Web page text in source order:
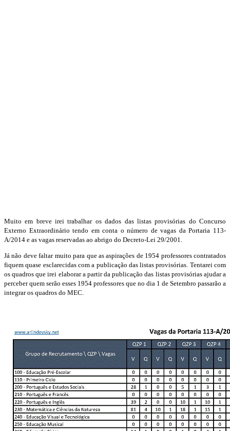
Muito em breve irei trabalhar os dados das listas provisórias do Concurso
Externo Extraordinário tendo em conta o número de vagas da Portaria 113-
A/2014 e as vagas reservadas ao abrigo do Decreto-Lei 29/2001.
Já não deve faltar muito para que as aspirações de 1954 professores contratados
fiquem quase esclarecidas com a publicação das listas provisórias. Tentarei com
os quadros que irei elaborar a partir da publicação das listas provisórias ajudar a
perceber quem serão esses 1954 professores que no dia 1 de Setembro passarão a
integrar os quadros do MEC.